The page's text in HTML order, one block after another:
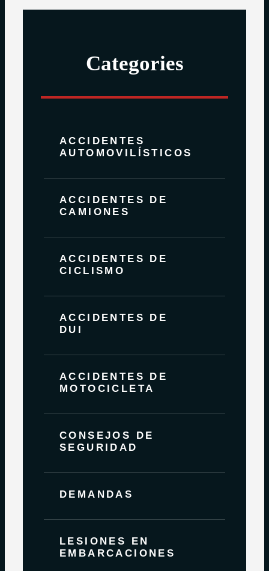
Categories
ACCIDENTES
AUTOMOVILÍSTICOS
ACCIDENTES DE
CAMIONES
ACCIDENTES DE
CICLISMO
ACCIDENTES DE
DUI
ACCIDENTES DE
MOTOCICLETA
CONSEJOS DE
SEGURIDAD
DEMANDAS
LESIONES EN
EMBARCACIONES